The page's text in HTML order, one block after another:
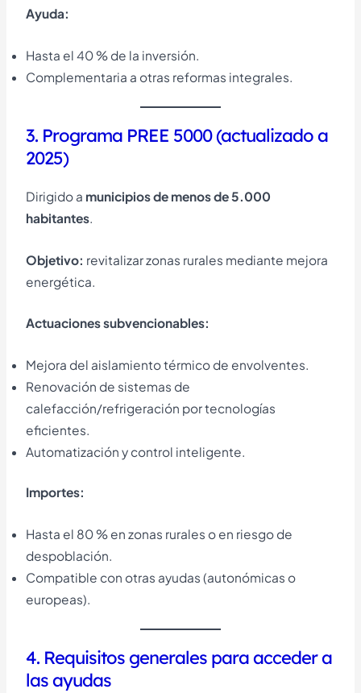
Ayuda:
Hasta el 40 % de la inversión.
Complementaria a otras reformas integrales.
3. Programa PREE 5000 (actualizado a
2025)
Dirigido a municipios de menos de 5.000
habitantes
Objetivo: revitalizar zonas rurales mediante mejora
energética.
Actuaciones subvencionables:
Mejora del aislamiento térmico de envolventes.
Renovación de sistemas de
calefacción/refrigeración por tecnologías
eficientes.
Automatización y control inteligente.
Importes:
Hasta el 80 % en zonas rurales o en riesgo de
despoblación.
Compatible con otras ayudas (autonómicas o
europeas).
4. Requisitos generales para acceder a
las ayudas